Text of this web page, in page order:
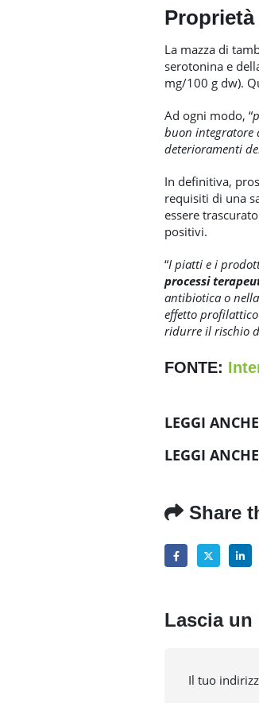
La mazza di
serotonina e
mg/100 g dw).
Ad ogni modo, “
buon integratore
deterioramenti
In definitiva,
requisiti di una
essere
positivi.
“I piatti e i
processi
antibiotica o
effetto
ridurre il rischio
FONTE:
LEGGI
LEGGI
Share
Lascia un
Il tuo